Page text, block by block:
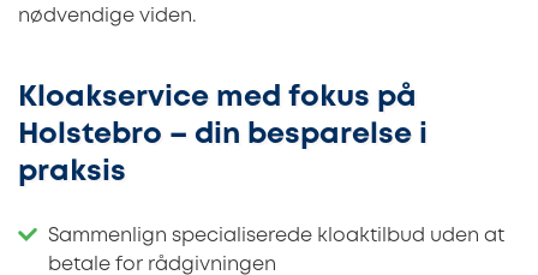
nødvendige viden.
Kloakservice med fokus på
Holstebro – din besparelse i
praksis
Sammenlign specialiserede kloaktilbud uden at
betale for rådgivningen